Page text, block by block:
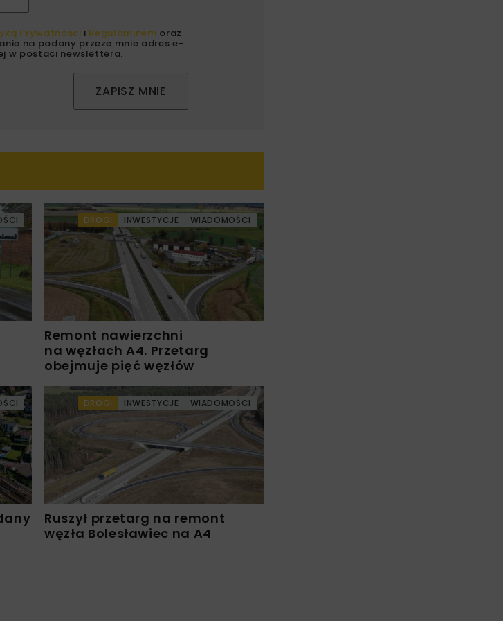
Prywatności i Regulaminem oraz
na podany przeze mnie adres e-
w postaci newslettera.
ZAPISZ MNIE
DROGI INWESTYCJE WIADOMOŚCI
Remont nawierzchni
na węzłach A4. Przetarg
obejmuje pięć węzłów
DROGI INWESTYCJE WIADOMOŚCI
Ruszył przetarg na remont
węzła Bolesławiec na A4